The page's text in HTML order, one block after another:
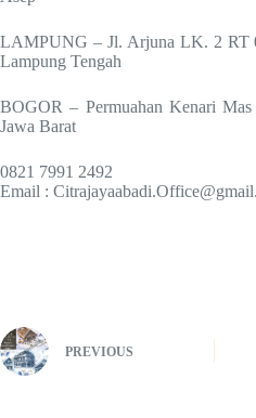
LAMPUNG – Jl. Arjuna LK. 2 RT
Lampung Tengah
BOGOR – Permuahan Kenari
Jawa Barat
0821 7991 2492
Email :
PREVIOUS